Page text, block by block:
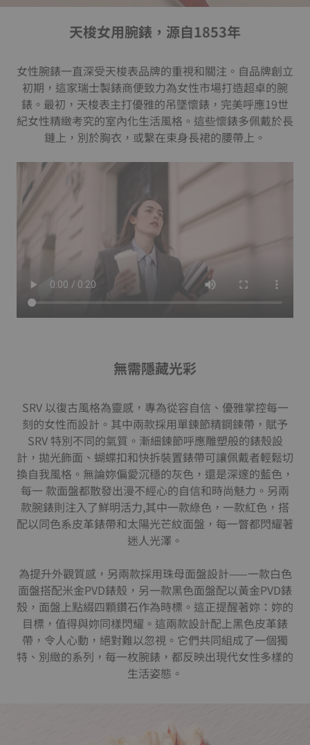
天梭女用腕錶，源自1853年
女性腕錶一直深受天梭表品牌的重視和關注。自品牌創立
初期，這家瑞士製錶商便致力為女性市場打造超卓的腕
錶。最初，天梭表主打優雅的吊墜懷錶，完美呼應19世
紀女性精緻考究的室內化生活風格。這些懷錶多佩戴於長
鏈上，別於胸衣，或繫在束身長裙的腰帶上。
無需隱藏光彩
SRV 以復古風格為靈感，專為從容自信、優雅掌控每一
刻的女性而設計。其中兩款採用單鍊節精鋼鍊帶，賦予
SRV 特別不同的氣質。漸細鍊節呼應雕塑般的錶殼設
計，拋光飾面、蝴蝶扣和快拆裝置錶帶可讓佩戴者輕鬆切
換自我風格。無論妳偏愛沉穩的灰色，還是深邃的藍色，
每一 款面盤都散發出漫不經心的自信和時尚魅力。另兩
款腕錶則注入了鮮明活力,其中一款綠色，一款紅色，搭
配以同色系皮革錶帶和太陽光芒紋面盤，每一瞥都閃耀著
迷人光澤。
為提升外觀質感，另兩款採用珠母面盤設計——一款白色
面盤搭配米金PVD錶殼，另一款黑色面盤配以黃金PVD錶
殼，面盤上點綴四顆鑽石作為時標。這正提醒著妳：妳的
目標，值得與妳同樣閃耀。這兩款設計配上黑色皮革錶
帶，令人心動，絕對難以忽視。它們共同組成了一個獨
特、別緻的系列，每一枚腕錶，都反映出現代女性多樣的
生活姿態。